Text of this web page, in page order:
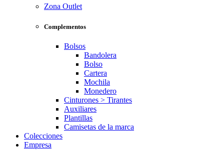
Zona Outlet
Complementos
Bolsos
Bandolera
Bolso
Cartera
Mochila
Monedero
Cinturones > Tirantes
Auxiliares
Plantillas
Camisetas de la marca
Colecciones
Empresa